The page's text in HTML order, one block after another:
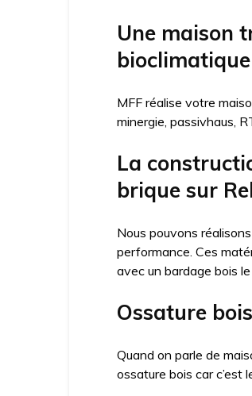
Une maison
MFF réalise votre
minergie, passivhaus,
La
brique sur
Nous pouvons
performance. Ces
avec un bardage bois
Ossature
Quand on parle de
ossature bois car c’est